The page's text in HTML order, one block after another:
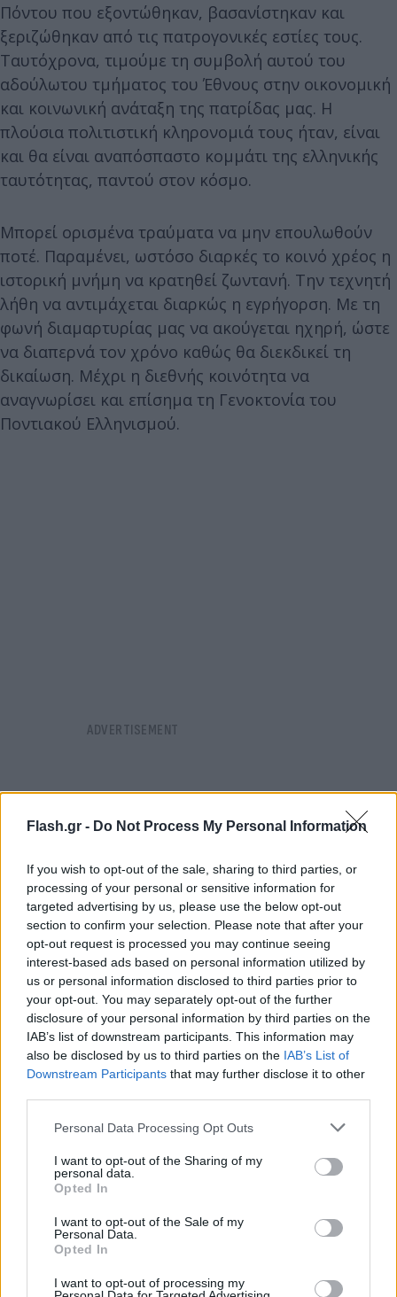
Flash.gr - Do Not Process My Personal Information
If you wish to opt-out of the sale, sharing to third parties, or
processing of your personal or sensitive information for
targeted advertising by us, please use the below opt-out
section to confirm your selection. Please note that after your
opt-out request is processed you may continue seeing
interest-based ads based on personal information utilized by
us or personal information disclosed to third parties prior to
your opt-out. You may separately opt-out of the further
disclosure of your personal information by third parties on the
IAB’s list of downstream participants. This information may
also be disclosed by us to third parties on the IAB’s List of
Downstream Participants that may further disclose it to other
Please note that this website/app uses one or more Google
not limited to your visit or usage behaviour. You may click to
grant or deny consent to Google and its third-party tags to
use your data for below specified purposes in below Google
consent section.
Personal Data Processing Opt Outs
I want to opt-out of the Sharing of my
personal data.
Opted In
I want to opt-out of the Sale of my
Personal Data.
Opted In
I want to opt-out of processing my
Πόντου που εξοντώθηκαν, βασανίστηκαν και
ξεριζώθηκαν από τις πατρογονικές εστίες τους.
Ταυτόχρονα, τιμούμε τη συμβολή αυτού του
αδούλωτου τμήματος του Έθνους στην οικονομική
και κοινωνική ανάταξη της πατρίδας μας. Η
πλούσια πολιτιστική κληρονομιά τους ήταν, είναι
και θα είναι αναπόσπαστο κομμάτι της ελληνικής
ταυτότητας, παντού στον κόσμο.
Μπορεί ορισμένα τραύματα να μην επουλωθούν
ποτέ. Παραμένει, ωστόσο διαρκές το κοινό χρέος η
ιστορική μνήμη να κρατηθεί ζωντανή. Την τεχνητή
λήθη να αντιμάχεται διαρκώς η εγρήγορση. Με τη
φωνή διαμαρτυρίας μας να ακούγεται ηχηρή, ώστε
να διαπερνά τον χρόνο καθώς θα διεκδικεί τη
δικαίωση. Μέχρι η διεθνής κοινότητα να
αναγνωρίσει και επίσημα τη Γενοκτονία του
Ποντιακού Ελληνισμού.
Η φετινή «Ημέρα Μνήμης», συνεπώς, γίνεται ένα
βροντερό κάλεσμα ευθύνης. Οι λαοί να πάψουν να
μένουν αιχμάλωτοι του χθες. Χτίζοντας οι ίδιοι το
δικό τους σήμερα, με πυξίδα την ειρήνη και τη
δικαιοσύνη. Και μετατρέποντας τα διδάγματα της
Ιστορίας σε ορμή προς ένα καλύτερο μέλλον. Γι’
αυτό και δεν επαναπαυόμαστε. Συνεχίζουμε να
διεκδικούμε!»